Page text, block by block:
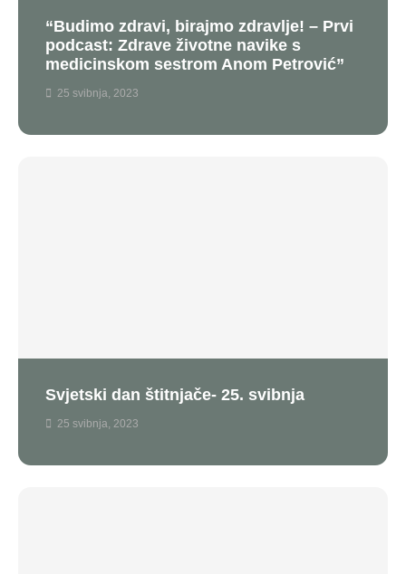
“Budimo zdravi, birajmo zdravlje! – Prvi
podcast: Zdrave životne navike s
medicinskom sestrom Anom Petrović”
25 svibnja, 2023
Svjetski dan štitnjače- 25. svibnja
25 svibnja, 2023